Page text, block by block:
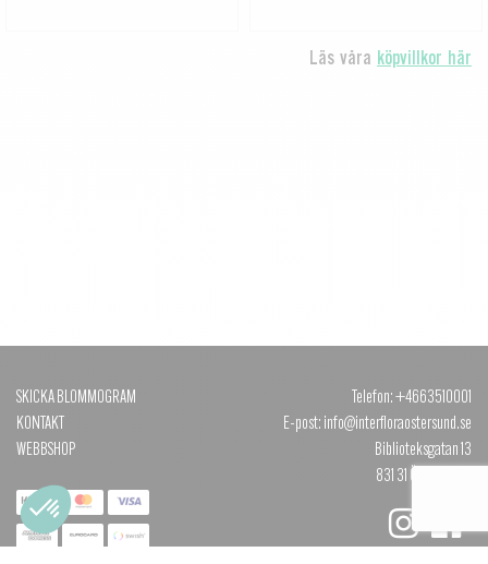
Läs våra köpvillkor här
SKICKA BLOMMOGRAM
KONTAKT
WEBBSHOP
Telefon: +4663510001
E-post: info@interfloraostersund.se
Biblioteksgatan 13
831 31 ÖSTERSUND